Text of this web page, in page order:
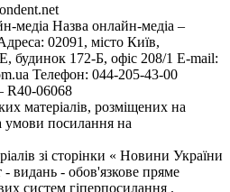
медіа Назва онлайн-медіа –
02091, місто Київ,
172-Б, офіс 208/1 E-mail:
Телефон: 044-205-43-00
R40-06068
матеріалів, розміщених на
умови посилання на
зі сторінки « Новини України
- видань - обов'язкове пряме
систем гіперпосилання .